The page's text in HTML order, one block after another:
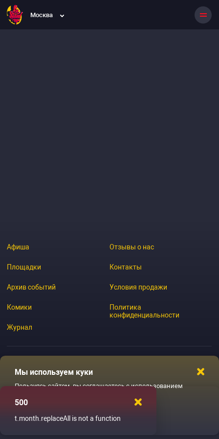
Москва
Афиша
Площадки
Архив событий
Комики
Журнал
Отзывы о нас
Контакты
Условия продажи
Политика
конфиденциальности
Мы используем куки
Пользуясь сайтом, вы соглашаетесь с использованием
Ладненько
500
t.month.replaceAll is not a function